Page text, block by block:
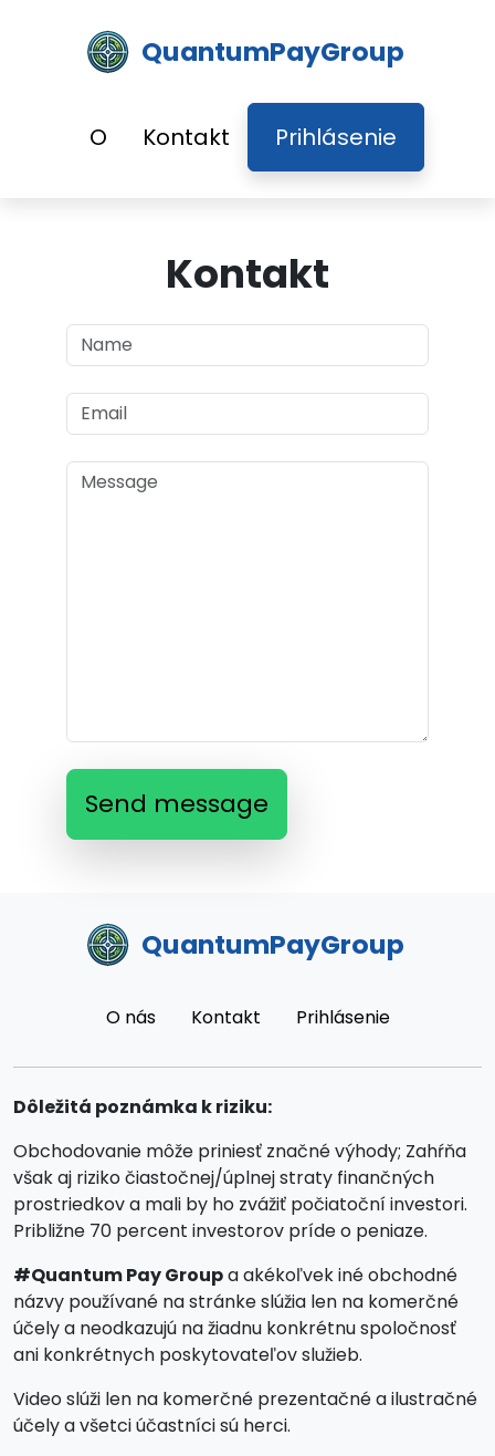
QuantumPayGroup
O Kontakt Prihlásenie
Kontakt
Send message
QuantumPayGroup
O nás Kontakt Prihlásenie
Dôležitá poznámka k riziku:
Obchodovanie môže priniesť značné výhody; Zahŕňa
však aj riziko čiastočnej/úplnej straty finančných
prostriedkov a mali by ho zvážiť počiatoční investori.
Približne 70 percent investorov príde o peniaze.
#Quantum Pay Groupa akékoľvek iné obchodné
názvy používané na stránke slúžia len na komerčné
účely a neodkazujú na žiadnu konkrétnu spoločnosť
ani konkrétnych poskytovateľov služieb.
Video slúži len na komerčné prezentačné a ilustračné
účely a všetci účastníci sú herci.